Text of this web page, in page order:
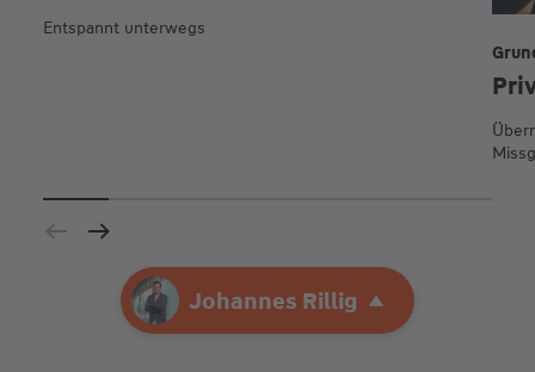
Ihre AgenturJohannes Rillig
Johannes Rillig
Entspannt unterwegs